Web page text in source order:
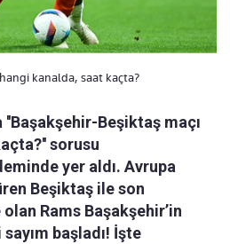
kanalda, saat kaçta?
Beşiktaş maçı
sorusu
yer aldı. Avrupa
Beşiktaş ile son
Rams Başakşehir’in
başladı! İşte